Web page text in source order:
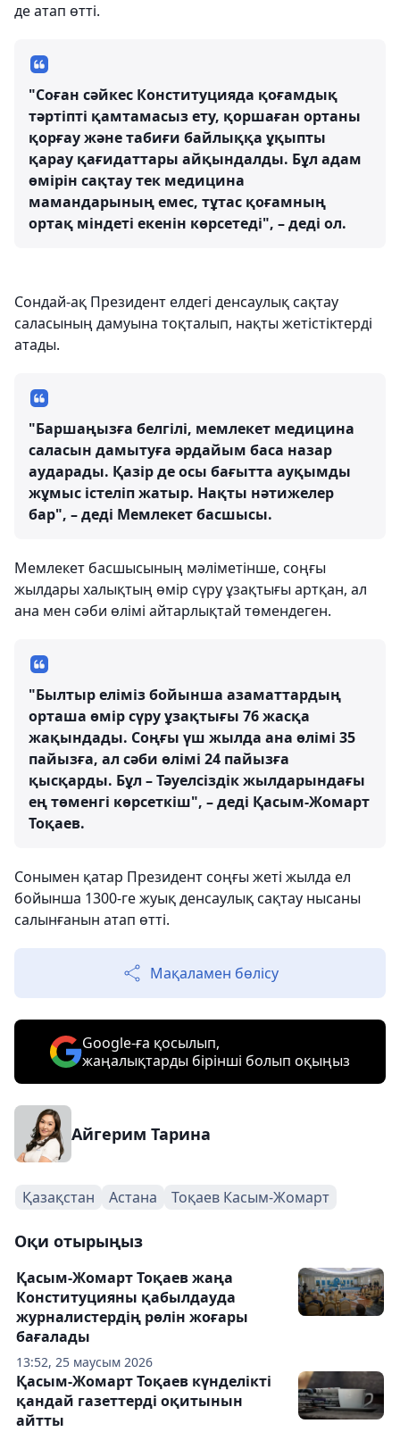
де атап өтті.
"Соған сәйкес Конституцияда қоғамдық
тәртіпті қамтамасыз ету, қоршаған ортаны
қорғау және табиғи байлыққа ұқыпты
қарау қағидаттары айқындалды. Бұл адам
өмірін сақтау тек медицина
мамандарының емес, тұтас қоғамның
ортақ міндеті екенін көрсетеді", – деді ол.
Сондай-ақ Президент елдегі денсаулық сақтау
саласының дамуына тоқталып, нақты жетістіктерді
атады.
"Баршаңызға белгілі, мемлекет медицина
саласын дамытуға әрдайым баса назар
аударады. Қазір де осы бағытта ауқымды
жұмыс істеліп жатыр. Нақты нәтижелер
бар", – деді Мемлекет басшысы.
Мемлекет басшысының мәліметінше, соңғы
жылдары халықтың өмір сүру ұзақтығы артқан, ал
ана мен сәби өлімі айтарлықтай төмендеген.
"Былтыр еліміз бойынша азаматтардың
орташа өмір сүру ұзақтығы 76 жасқа
жақындады. Соңғы үш жылда ана өлімі 35
пайызға, ал сәби өлімі 24 пайызға
қысқарды. Бұл – Тәуелсіздік жылдарындағы
ең төменгі көрсеткіш", – деді Қасым-Жомарт
Тоқаев.
Сонымен қатар Президент соңғы жеті жылда ел
бойынша 1300-ге жуық денсаулық сақтау нысаны
салынғанын атап өтті.
Мақаламен бөлісу
Google-ға қосылып,
жаңалықтарды бірінші болып оқыңыз
Айгерим Тарина
Қазақстан Астана Тоқаев Касым-Жомарт
Оқи отырыңыз
13:52, 25 маусым 2026
Қасым-Жомарт Тоқаев жаңа
Конституцияны қабылдауда
журналистердің рөлін жоғары
бағалады
Қасым-Жомарт Тоқаев күнделікті
қандай газеттерді оқитынын
айтты